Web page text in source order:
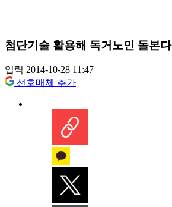
첨단기술 활용해 독거노인 돌본다
입력 2014-10-28 11:47
선호매체 추가